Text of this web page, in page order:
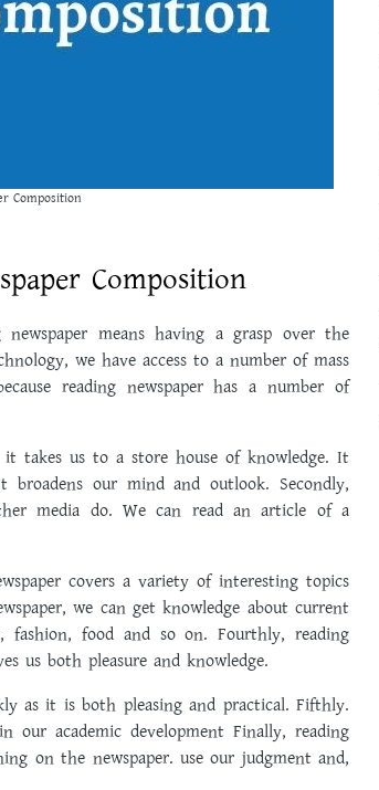
Composition
Composition
means having a grasp over the
we have access to a number of mass
reading newspaper has a number of
takes us to a store house of knowledge. It
broadens our mind and outlook. Secondly,
media do. We can read an article of a
covers a variety of interesting topics
we can get knowledge about current
fashion, food and so on. Fourthly, reading
us both pleasure and knowledge.
as it is both pleasing and practical. Fifthly.
our academic development Finally, reading
on the newspaper. use our judgment and,